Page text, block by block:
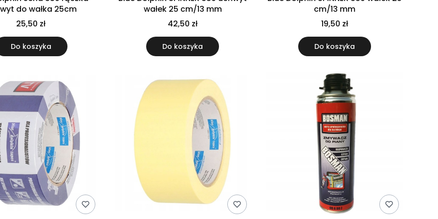
do wałka 25cm
25,50 zł
Do koszyka
wałek 25 cm/13 mm
42,50 zł
Do koszyka
cm/13 mm
19,50 zł
Do koszyka